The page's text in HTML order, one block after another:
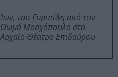
Ίων, του Ευριπίδη από τον
Θωμά Μοσχόπουλο στο
Αρχαίο Θέατρο Επιδαύρου